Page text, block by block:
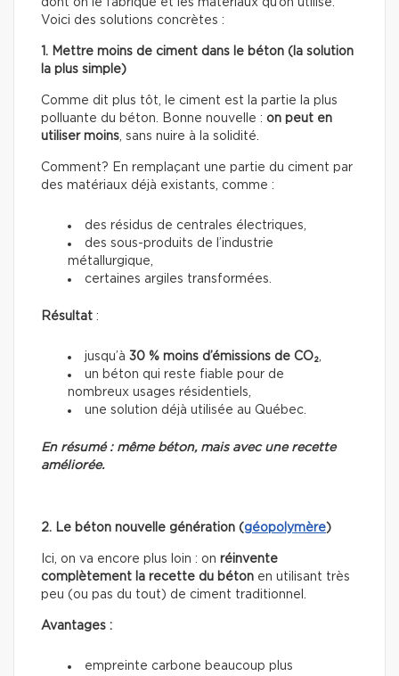
dont on le fabrique et les matériaux qu’on utilise.
Voici des solutions concrètes :
1. Mettre moins de ciment dans le béton (la solution
la plus simple)
Comme dit plus tôt, le ciment est la partie la plus
polluante du béton. Bonne nouvelle : on peut en
utiliser moins, sans nuire à la solidité.
Comment? En remplaçant une partie du ciment par
des matériaux déjà existants, comme :
des résidus de centrales électriques,
des sous-produits de l’industrie
métallurgique,
certaines argiles transformées.
Résultat :
jusqu’à 30 % moins d’émissions de CO₂,
un béton qui reste fiable pour de
nombreux usages résidentiels,
une solution déjà utilisée au Québec.
En résumé : même béton, mais avec une recette
améliorée.
2. Le béton nouvelle génération (géopolymère)
Ici, on va encore plus loin : on réinvente
complètement la recette du béton en utilisant très
peu (ou pas du tout) de ciment traditionnel.
Avantages :
empreinte carbone beaucoup plus